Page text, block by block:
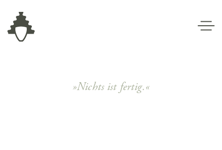
»Nichts ist fertig.«